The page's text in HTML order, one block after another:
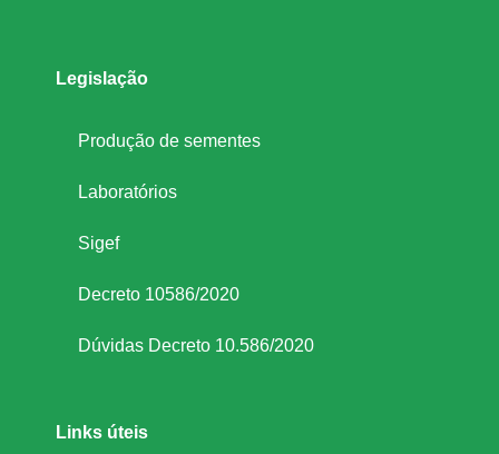
Legislação
Produção de sementes
Laboratórios
Sigef
Decreto 10586/2020
Dúvidas Decreto 10.586/2020
Links úteis